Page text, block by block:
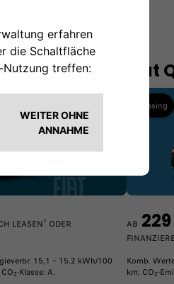
LEASEN1 ODER
15,1 – 15,2 kWh/100
2-Klasse: A.
Fiat
Leasing
AB
Komb.
km; CO2-